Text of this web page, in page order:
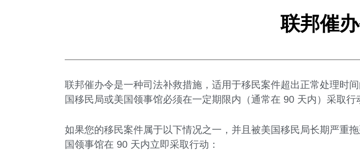
联邦催
联邦催办令是一种司法补救措施，适用于移民案件超出正常处理时
国移民局或美国领事馆必须在一定期限内（通常在 90 天内）采取行
如果您的移民案件属于以下情况之一，并且被美国移民局长期严重
国领事馆在 90 天内立即采取行动：